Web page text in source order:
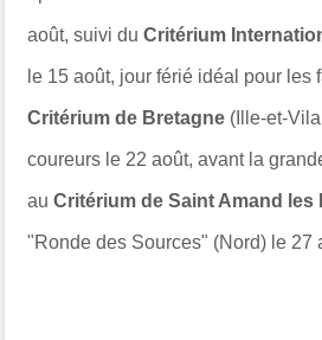
août, suivi duCritérium
le 15 août, jour férié idéal pour les
Critérium de Bretagne (Ille-et-
coureurs le 22 août, avant la
auCritérium de Saint Amand les
"Ronde des Sources" (Nord) le 27